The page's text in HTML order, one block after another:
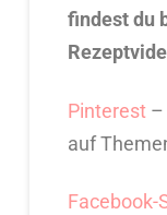
findest du
Pinterest–
auf
Facebook-